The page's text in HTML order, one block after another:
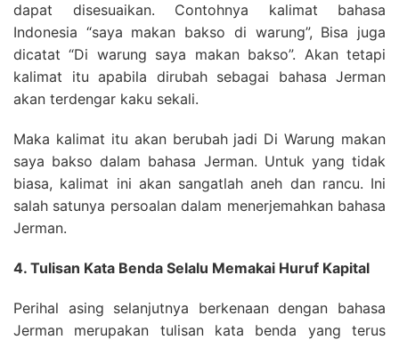
dapat disesuaikan. Contohnya kalimat bahasa
Indonesia “saya makan bakso di warung”, Bisa juga
dicatat “Di warung saya makan bakso”. Akan tetapi
kalimat itu apabila dirubah sebagai bahasa Jerman
akan terdengar kaku sekali.
Maka kalimat itu akan berubah jadi Di Warung makan
saya bakso dalam bahasa Jerman. Untuk yang tidak
biasa, kalimat ini akan sangatlah aneh dan rancu. Ini
salah satunya persoalan dalam menerjemahkan bahasa
Jerman.
4. Tulisan Kata Benda Selalu Memakai Huruf Kapital
Perihal asing selanjutnya berkenaan dengan bahasa
Jerman merupakan tulisan kata benda yang terus